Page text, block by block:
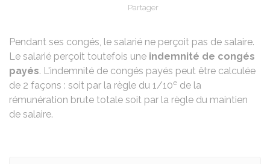
Partager
Pendant ses congés, le salarié ne perçoit pas de salaire.
Le salarié perçoit toutefois une indemnité de congés
payés. L'indemnité de congés payés peut être calculée
de 2 façons : soit par la règle du 1/10e de la
rémunération brute totale soit par la règle du maintien
de salaire.